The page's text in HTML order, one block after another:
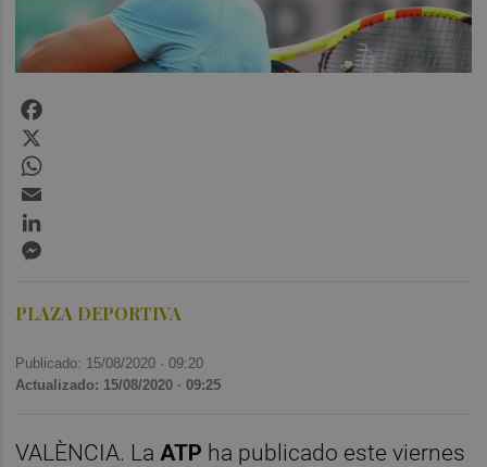
PLAZA DEPORTIVA
Publicado: 15/08/2020 ·09:20
Actualizado: 15/08/2020 · 09:25
VALÈNCIA. La ATP ha publicado este viernes